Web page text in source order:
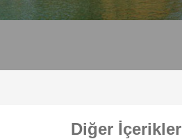
Diğer İçerikler